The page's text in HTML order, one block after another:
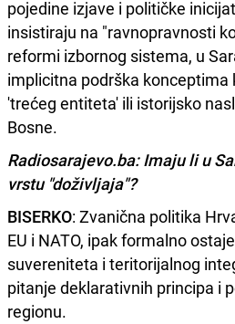
pojedine izjave i političke
insistiraju na "ravnopravnosti
reformi izbornog sistema, u
implicitna podrška konceptima
'trećeg entiteta' ili istorijsko
Bosne.
Radiosarajevo.ba: Imaju li u
vrstu "doživljaja"?
BISERKO: Zvanična politika
EU i NATO, ipak formalno
suvereniteta i teritorijalnog
pitanje deklarativnih principa i
regionu.